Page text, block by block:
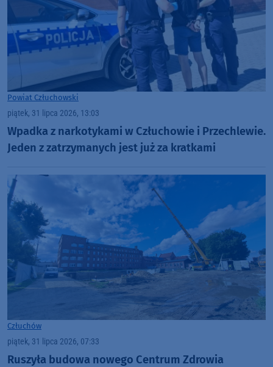
Powiat Człuchowski
piątek, 31 lipca 2026, 13:03
Wpadka z narkotykami w Człuchowie i Przechlewie.
Jeden z zatrzymanych jest już za kratkami
Człuchów
piątek, 31 lipca 2026, 07:33
Ruszyła budowa nowego Centrum Zdrowia